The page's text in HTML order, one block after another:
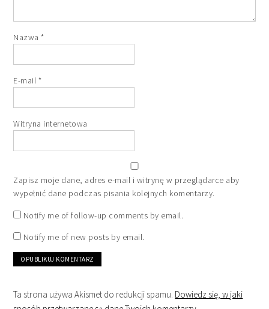
Nazwa*
E-mail *
Witryna internetowa
Zapisz moje dane, adres e-mail i witrynę w przeglądarce aby
wypełnić dane podczas pisania kolejnych komentarzy.
Notify me of follow-up comments by email.
Notify me of new posts by email.
Ta strona używa Akismet do redukcji spamu. Dowiedz się, w jaki